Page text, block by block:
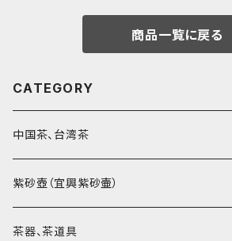
商品一覧に戻る
CATEGORY
中国茶、台湾茶
烏龍茶（ウーロン茶）
黒茶（緊圧茶、普洱茶）
紫砂壺（宜興紫砂壷）
大師、名人、高工の作品
茶器、茶道具